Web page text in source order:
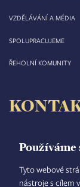
Tyto webové
nástroje s cílem
VZDĚLÁVÁNÍ A MÉDIA
SPOLUPRACUJEME
ŘEHOLNÍ KOMUNITY
Velké náměstí 35/44
500 03 Hradec
tel.: +420 495 063 611